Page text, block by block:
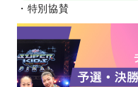
・特別協賛